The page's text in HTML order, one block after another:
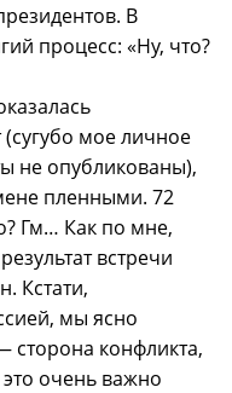
В
процесс: «Ну, что?
(сугубо мое личное
не опубликованы),
пленными. 72
Гм… Как по мне,
встречи
Кстати,
мы ясно
сторона конфликта,
это очень важно